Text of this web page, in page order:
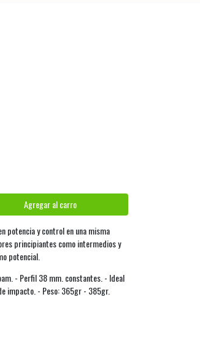
Agregar al carro
potencia y control en una misma
principiantes como intermedios y
potencial.
- Perfil 38 mm. constantes. - Ideal
impacto. - Peso: 365gr - 385gr.